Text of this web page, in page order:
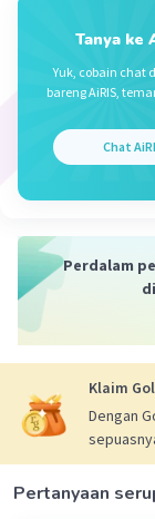
Beri
Tanya ke
Yuk, cobain chat
bareng AiRIS,
Chat
Perdalam
Klaim
Dengan
Pertanyaan